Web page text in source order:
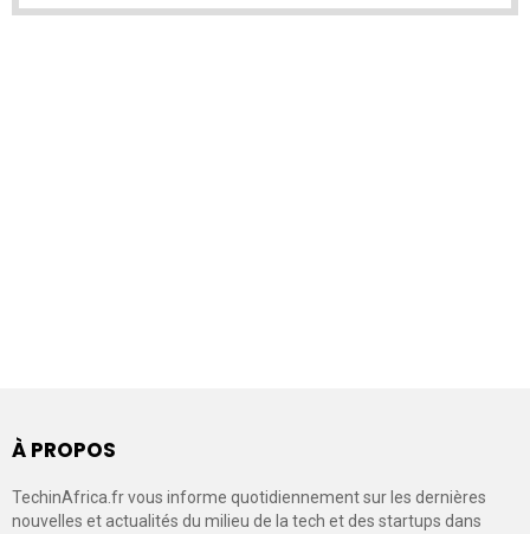
À PROPOS
TechinAfrica.fr vous informe quotidiennement sur les dernières
nouvelles et actualités du milieu de la tech et des startups dans